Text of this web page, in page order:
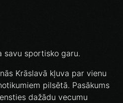
savu sportisko garu.
Krāslavā kļuva par vienu
pilsētā. Pasākums
dažādu vecumu